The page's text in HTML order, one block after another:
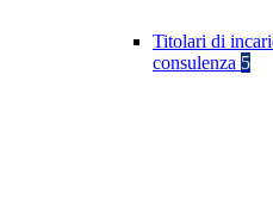
Titolari di
consulenza 5